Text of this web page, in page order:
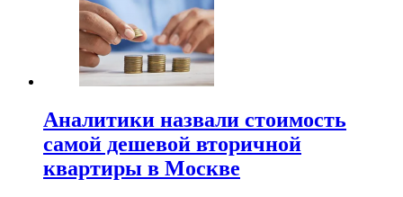
Аналитики назвали стоимость
самой дешевой вторичной
квартиры в Москве